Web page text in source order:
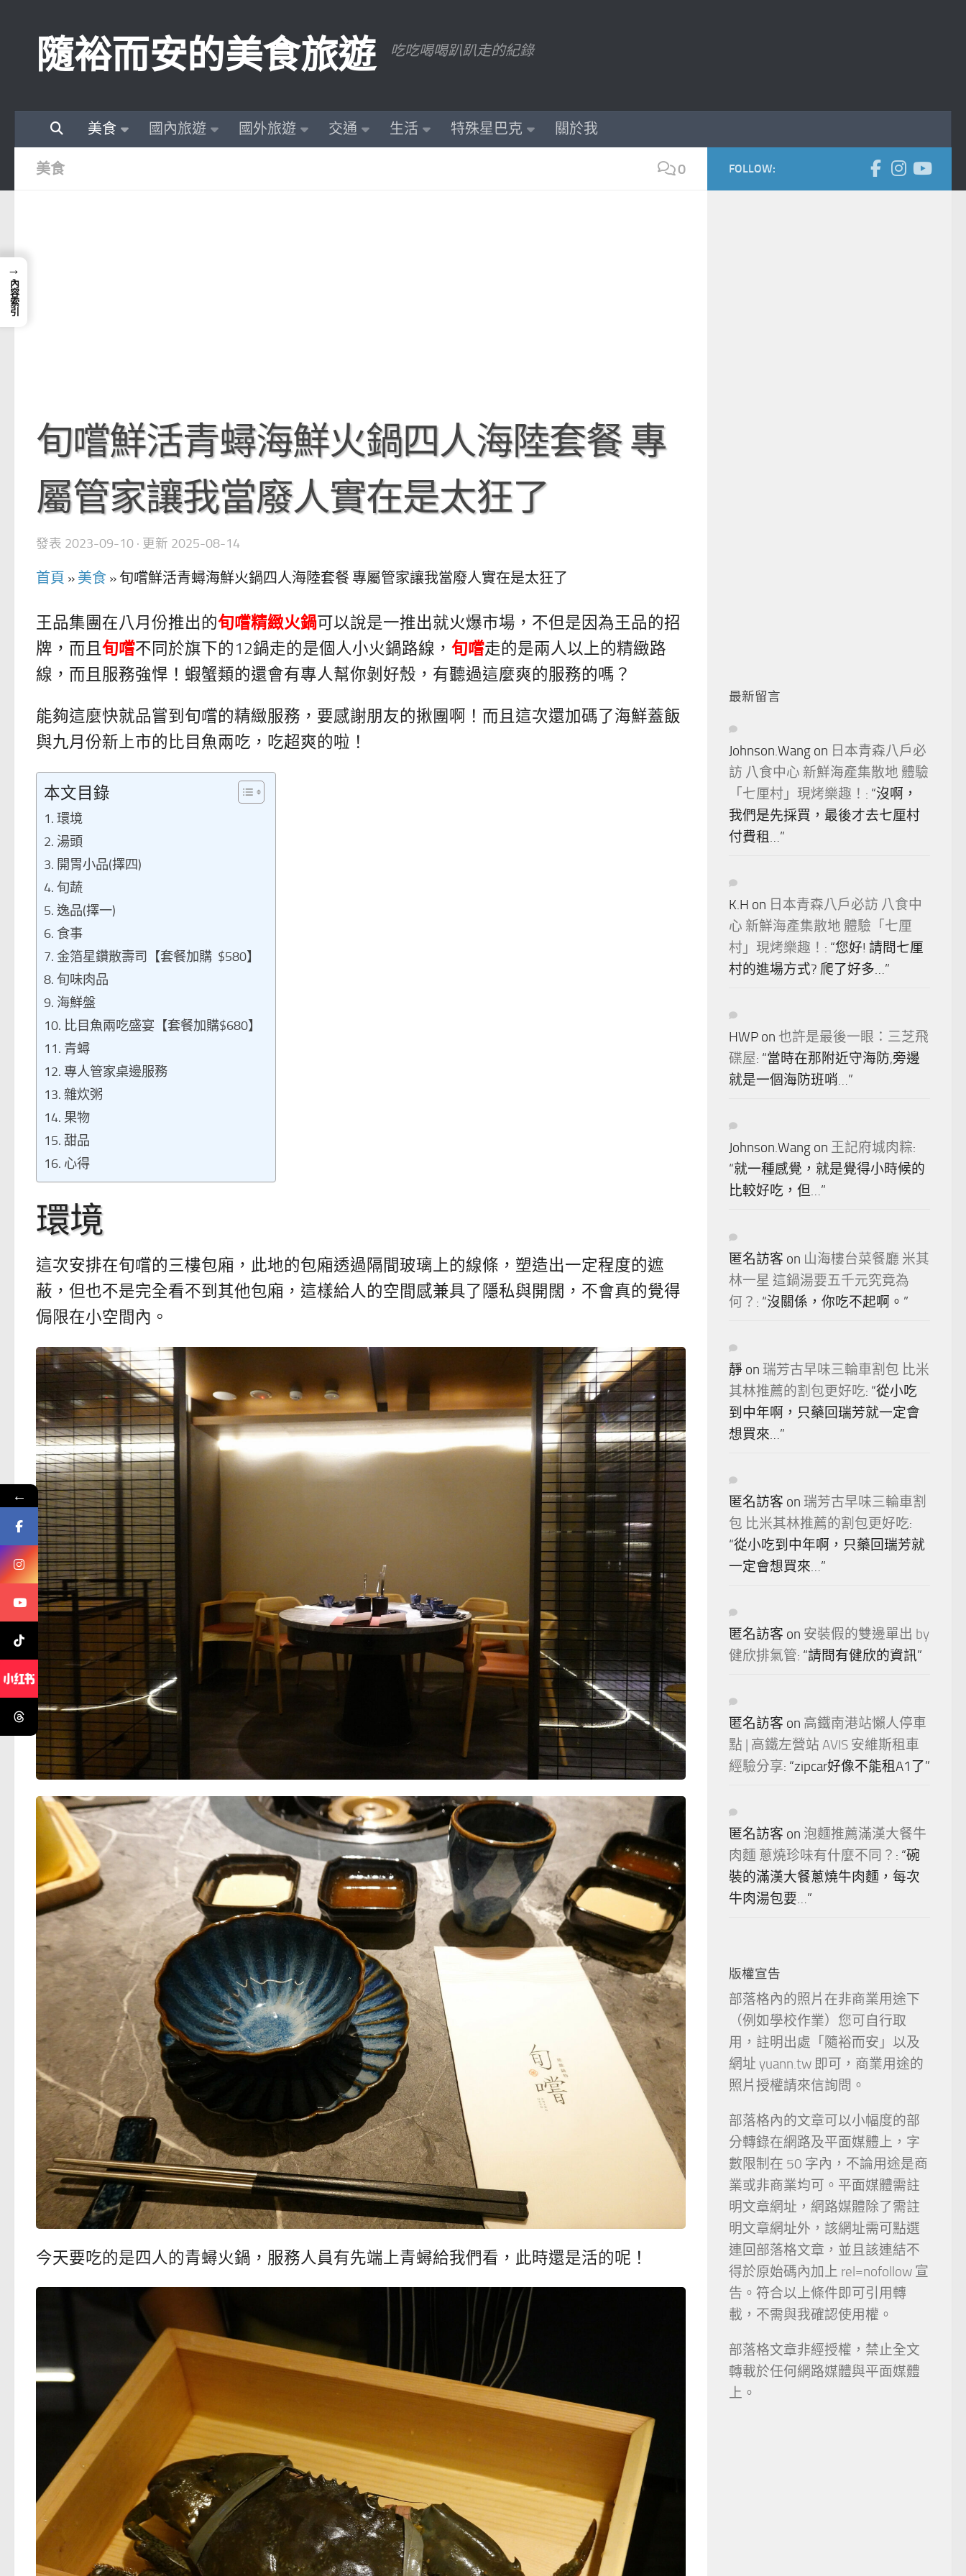
隨裕而安的美食旅遊 吃吃喝喝趴趴走的紀錄
美食 國內旅遊 國外旅遊 交通 生活 特殊星巴克 關於我
美食 0
旬嚐鮮活青蟳海鮮火鍋四人海陸套餐 專
屬管家讓我當廢人實在是太狂了
發表 2023-09-10 · 更新 2025-08-14
首頁 » 美食 »旬嚐鮮活青蟳海鮮火鍋四人海陸套餐 專屬管家讓我當廢人實在是太狂了
王品集團在八月份推出的旬嚐精緻火鍋可以說是一推出就火爆市場，不但是因為王品的招
牌，而且 旬嚐不同於旗下的12鍋走的是個人小火鍋路線， 旬嚐走的是兩人以上的精緻路
線，而且服務強悍！蝦蟹類的還會有專人幫你剝好殼，有聽過這麼爽的服務的嗎？
能夠這麼快就品嘗到旬嚐的精緻服務，要感謝朋友的揪團啊！而且這次還加碼了海鮮蓋飯
與九月份新上市的比目魚兩吃，吃超爽的啦！
本文目錄
環境
湯頭
開胃小品(擇四)
旬蔬
逸品(擇一)
食事
金箔星鑽散壽司【套餐加購 $580】
旬味肉品
海鮮盤
比目魚兩吃盛宴【套餐加購$680】
青蟳
專人管家桌邊服務
雜炊粥
果物
甜品
心得
環境
這次安排在旬嚐的三樓包廂，此地的包廂透過隔間玻璃上的線條，塑造出一定程度的遮
蔽，但也不是完全看不到其他包廂，這樣給人的空間感兼具了隱私與開闊，不會真的覺得
侷限在小空間內。
今天要吃的是四人的青蟳火鍋，服務人員有先端上青蟳給我們看，此時還是活的呢！
FOLLOW:
最新留言
Johnson.Wang on 日本青森八戶必
訪 八食中心 新鮮海產集散地 體驗
「七厘村」現烤樂趣！ : “沒啊，
我們是先採買，最後才去七厘村
付費租…”
K.H on 日本青森八戶必訪 八食中
心 新鮮海產集散地 體驗「七厘
村」現烤樂趣！ : “您好! 請問七厘
村的進場方式? 爬了好多…”
HWP on 也許是最後一眼：三芝飛
碟屋: “當時在那附近守海防,旁邊
就是一個海防班哨…”
Johnson.Wang on 王記府城肉粽:
“就一種感覺，就是覺得小時候的
比較好吃，但…”
匿名訪客 on 山海樓台菜餐廳 米其
林一星 這鍋湯要五千元究竟為
何？ : “沒關係，你吃不起啊。 ”
靜 on 瑞芳古早味三輪車割包 比米
其林推薦的割包更好吃: “從小吃
到中年啊，只藥回瑞芳就一定會
想買來…”
匿名訪客 on 瑞芳古早味三輪車割
包 比米其林推薦的割包更好吃:
“從小吃到中年啊，只藥回瑞芳就
一定會想買來…”
匿名訪客 on 安裝假的雙邊單出 by
健欣排氣管: “請問有健欣的資訊”
匿名訪客 on 高鐵南港站懶人停車
點 | 高鐵左營站 AVIS 安維斯租車
經驗分享: “zipcar好像不能租A1了”
匿名訪客 on 泡麵推薦滿漢大餐牛
肉麵 蔥燒珍味有什麼不同？ : “碗
裝的滿漢大餐蔥燒牛肉麵，每次
牛肉湯包要…”
版權宣告
部落格內的照片在非商業用途下
（例如學校作業）您可自行取
用，註明出處「隨裕而安」以及
網址 yuann.tw 即可，商業用途的
照片授權請來信詢問。
部落格內的文章可以小幅度的部
分轉錄在網路及平面媒體上，字
數限制在 50 字內，不論用途是商
業或非商業均可。平面媒體需註
明文章網址，網路媒體除了需註
明文章網址外，該網址需可點選
連回部落格文章，並且該連結不
得於原始碼內加上 rel=nofollow 宣
告。符合以上條件即可引用轉
載，不需與我確認使用權。
部落格文章非經授權，禁止全文
轉載於任何網路媒體與平面媒體
上。
→
內容索引
←